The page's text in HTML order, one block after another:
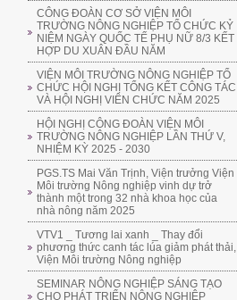
CÔNG ĐOÀN CƠ SỞ VIỆN MÔI
TRƯỜNG NÔNG NGHIỆP TỔ CHỨC KỶ
NIỆM NGÀY QUỐC TẾ PHỤ NỮ 8/3 KẾT
HỢP DU XUÂN ĐẦU NĂM
VIỆN MÔI TRƯỜNG NÔNG NGHIỆP TỔ
CHỨC HỘI NGHỊ TỔNG KẾT CÔNG TÁC
VÀ HỘI NGHỊ VIÊN CHỨC NĂM 2025
HỘI NGHỊ CÔNG ĐOÀN VIỆN MÔI
TRƯỜNG NÔNG NGHIỆP LẦN THỨ V,
NHIỆM KỲ 2025 - 2030
PGS.TS Mai Văn Trịnh, Viện trưởng Viện
Môi trường Nông nghiệp vinh dự trở
thành một trong 32 nhà khoa học của
nhà nông năm 2025
VTV1 _ Tương lai xanh _ Thay đổi
phương thức canh tác lúa giảm phát thải,
Viện Môi trường Nông nghiệp
SEMINAR NÔNG NGHIỆP SÁNG TẠO
CHO PHÁT TRIỂN NÔNG NGHIỆP